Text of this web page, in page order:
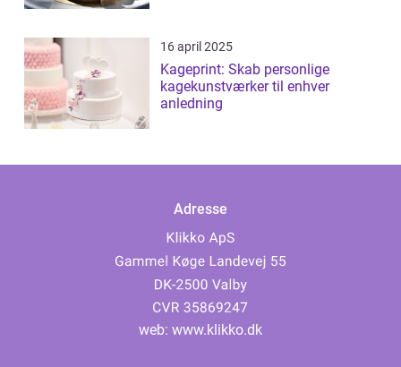
16 april 2025
Kageprint: Skab personlige
kagekunstværker til enhver
anledning
Adresse
web: www.klikko.dk